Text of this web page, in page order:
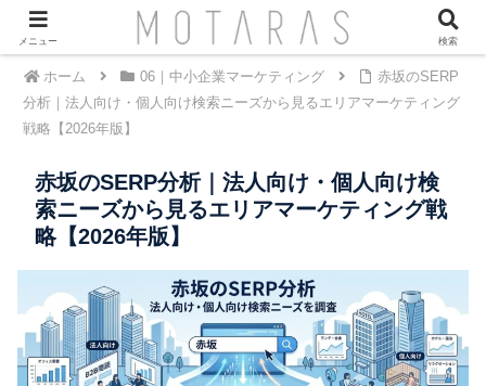
ホーム 06｜中小企業マーケティング
赤坂のSERP
分析｜法人向け・個人向け検索ニーズから見るエリアマーケティング
戦略【2026年版】
赤坂のSERP分析｜法人向け・個人向け検
索ニーズから見るエリアマーケティング戦
略【2026年版】
メニュー 検索